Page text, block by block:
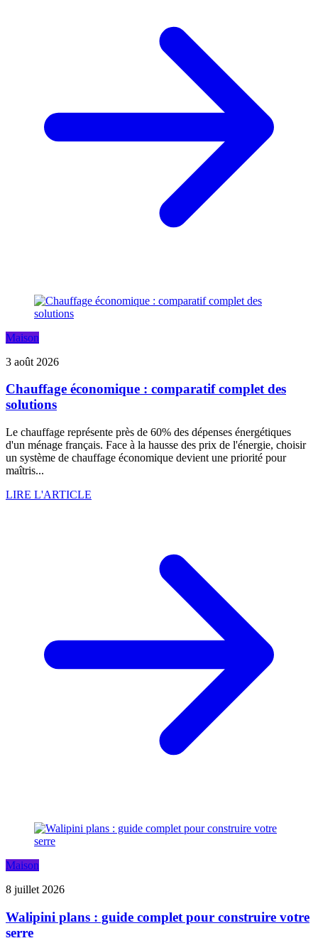
Maison
3 août 2026
Chauffage économique : comparatif complet des
solutions
Le chauffage représente près de 60% des dépenses énergétiques
d'un ménage français. Face à la hausse des prix de l'énergie, choisir
un système de chauffage économique devient une priorité pour
maîtris...
LIRE L'ARTICLE
Maison
8 juillet 2026
Walipini plans : guide complet pour construire votre
serre